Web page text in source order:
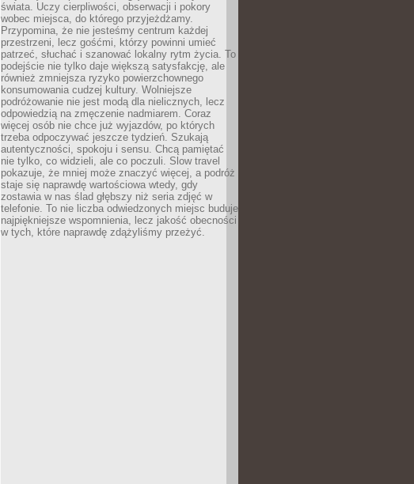
świata. Uczy cierpliwości, obserwacji i pokory
wobec miejsca, do którego przyjeżdżamy.
Przypomina, że nie jesteśmy centrum każdej
przestrzeni, lecz gośćmi, którzy powinni umieć
patrzeć, słuchać i szanować lokalny rytm życia. To
podejście nie tylko daje większą satysfakcję, ale
również zmniejsza ryzyko powierzchownego
konsumowania cudzej kultury. Wolniejsze
podróżowanie nie jest modą dla nielicznych, lecz
odpowiedzią na zmęczenie nadmiarem. Coraz
więcej osób nie chce już wyjazdów, po których
trzeba odpoczywać jeszcze tydzień. Szukają
autentyczności, spokoju i sensu. Chcą pamiętać
nie tylko, co widzieli, ale co poczuli. Slow travel
pokazuje, że mniej może znaczyć więcej, a podróż
staje się naprawdę wartościowa wtedy, gdy
zostawia w nas ślad głębszy niż seria zdjęć w
telefonie. To nie liczba odwiedzonych miejsc buduje
najpiękniejsze wspomnienia, lecz jakość obecności
w tych, które naprawdę zdążyliśmy przeżyć.